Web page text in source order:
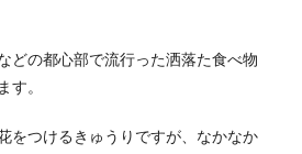
どの都心部で流行った洒落た食べ物
す。
をつけるきゅうりですが、なかなか